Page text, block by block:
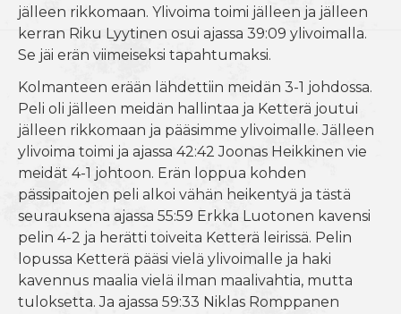
jälleen rikkomaan. Ylivoima toimi jälleen ja jälleen
kerran Riku Lyytinen osui ajassa 39:09 ylivoimalla.
Se jäi erän viimeiseksi tapahtumaksi.
Kolmanteen erään lähdettiin meidän 3-1 johdossa.
Peli oli jälleen meidän hallintaa ja Ketterä joutui
jälleen rikkomaan ja pääsimme ylivoimalle. Jälleen
ylivoima toimi ja ajassa 42:42 Joonas Heikkinen vie
meidät 4-1 johtoon. Erän loppua kohden
pässipaitojen peli alkoi vähän heikentyä ja tästä
seurauksena ajassa 55:59 Erkka Luotonen kavensi
pelin 4-2 ja herätti toiveita Ketterä leirissä. Pelin
lopussa Ketterä pääsi vielä ylivoimalle ja haki
kavennus maalia vielä ilman maalivahtia, mutta
tuloksetta. Ja ajassa 59:33 Niklas Romppanen